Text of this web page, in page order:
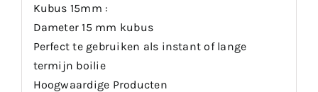
Kubus 15mm :
Dameter 15 mm kubus
Perfect te gebruiken als instant of lange
termijn boilie
Hoogwaardige Producten